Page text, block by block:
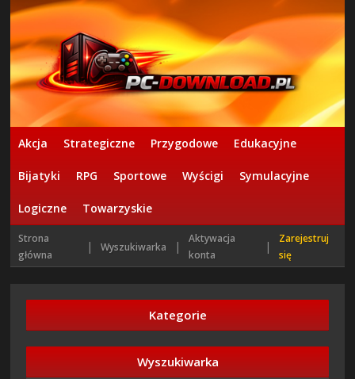
Akcja Strategiczne Przygodowe Edukacyjne
Bijatyki RPG Sportowe Wyścigi Symulacyjne
Logiczne Towarzyskie
Strona
główna
| Wyszukiwarka |
Aktywacja
konta
|
Zarejestruj
się
Kategorie
Wyszukiwarka